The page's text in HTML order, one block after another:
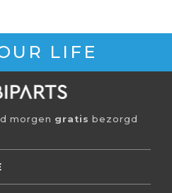
LIFE
morgen gratis bezorgd